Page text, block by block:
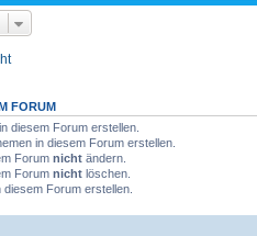
FORUM
diesem Forum erstellen.
in diesem Forum erstellen.
Forum nicht ändern.
Forum nicht löschen.
diesem Forum erstellen.